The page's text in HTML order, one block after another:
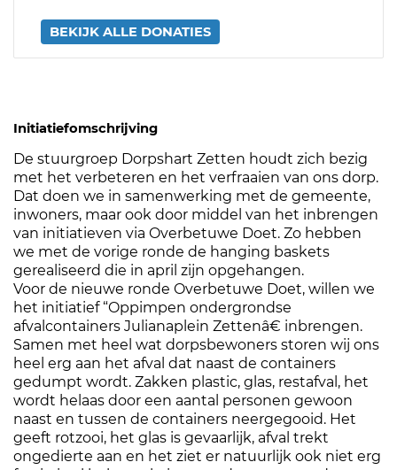
BEKIJK ALLE DONATIES
Initiatiefomschrijving
De stuurgroep Dorpshart Zetten houdt zich bezig
met het verbeteren en het verfraaien van ons dorp.
Dat doen we in samenwerking met de gemeente,
inwoners, maar ook door middel van het inbrengen
van initiatieven via Overbetuwe Doet. Zo hebben
we met de vorige ronde de hanging baskets
gerealiseerd die in april zijn opgehangen.
Voor de nieuwe ronde Overbetuwe Doet, willen we
het initiatief “Oppimpen ondergrondse
afvalcontainers Julianaplein Zettenâ€ inbrengen.
Samen met heel wat dorpsbewoners storen wij ons
heel erg aan het afval dat naast de containers
gedumpt wordt. Zakken plastic, glas, restafval, het
wordt helaas door een aantal personen gewoon
naast en tussen de containers neergegooid. Het
geeft rotzooi, het glas is gevaarlijk, afval trekt
ongedierte aan en het ziet er natuurlijk ook niet erg